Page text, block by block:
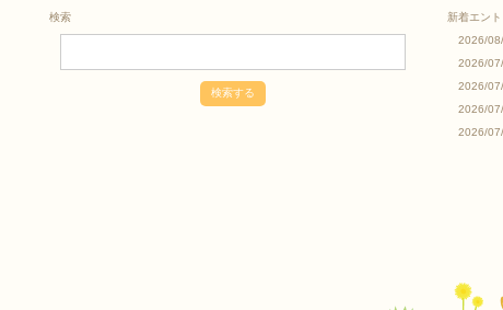
検索
新着エン
2026/08/
2026/07/
2026/07/
2026/07/
2026/07/